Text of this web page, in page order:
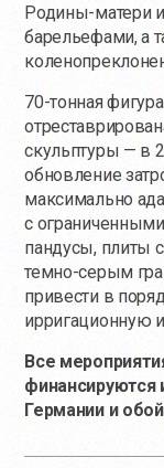
Родины-матери
барельефами, а
70-тонная
скульптуры — в
обновление
максимально
с
пандусы, плиты
темно-серым
привести в
ирригационную
Все
финансируются
Германии и